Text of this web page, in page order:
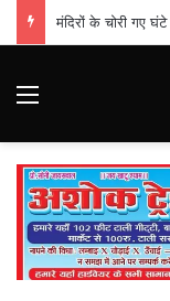
मंदिरों के चोरी गए
Menu